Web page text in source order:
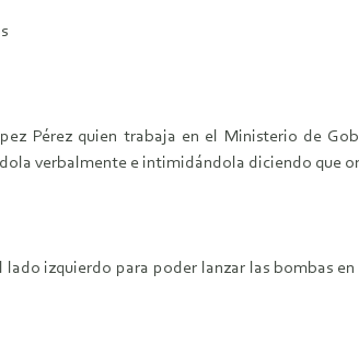
Pérez quien trabaja en el Ministerio de
verbalmente e intimidándola diciendo que
izquierdo para poder lanzar las bombas